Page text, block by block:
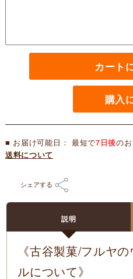
カート
購入
■ お届け可能日： 最短で7日後の
送料について
シェアする
説明
《古谷製菓/フルヤ
ルについて》